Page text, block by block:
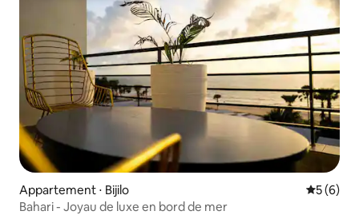
Appartement ⋅ Bijilo
5 (6)
Bahari - Joyau de luxe en bord de mer